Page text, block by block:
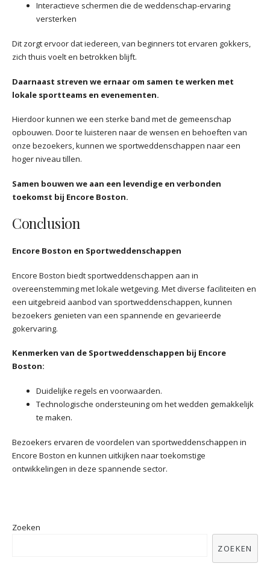
Interactieve schermen die de weddenschap-ervaring
versterken
Dit zorgt ervoor dat iedereen, van beginners tot ervaren gokkers,
zich thuis voelt en betrokken blijft.
Daarnaast streven we ernaar om samen te werken met
lokale sportteams en evenementen.
Hierdoor kunnen we een sterke band met de gemeenschap
opbouwen. Door te luisteren naar de wensen en behoeften van
onze bezoekers, kunnen we sportweddenschappen naar een
hoger niveau tillen.
Samen bouwen we aan een levendige en verbonden
toekomst bij Encore Boston.
Conclusion
Encore Boston en Sportweddenschappen
Encore Boston biedt sportweddenschappen aan in
overeenstemming met lokale wetgeving. Met diverse faciliteiten en
een uitgebreid aanbod van sportweddenschappen, kunnen
bezoekers genieten van een spannende en gevarieerde
gokervaring.
Kenmerken van de Sportweddenschappen bij Encore
Boston:
Duidelijke regels en voorwaarden.
Technologische ondersteuning om het wedden gemakkelijk
te maken.
Bezoekers ervaren de voordelen van sportweddenschappen in
Encore Boston en kunnen uitkijken naar toekomstige
ontwikkelingen in deze spannende sector.
Zoeken
ZOEKEN